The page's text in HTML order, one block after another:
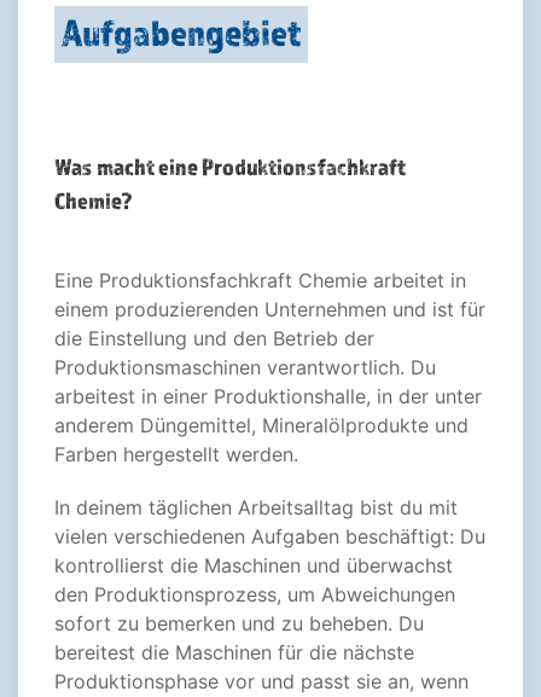
Aufgabengebiet
Was macht eine Produktionsfachkraft
Chemie?
Eine Produktionsfachkraft Chemie arbeitet in
einem produzierenden Unternehmen und ist für
die Einstellung und den Betrieb der
Produktionsmaschinen verantwortlich. Du
arbeitest in einer Produktionshalle, in der unter
anderem Düngemittel, Mineralölprodukte und
Farben hergestellt werden.
In deinem täglichen Arbeitsalltag bist du mit
vielen verschiedenen Aufgaben beschäftigt: Du
kontrollierst die Maschinen und überwachst
den Produktionsprozess, um Abweichungen
sofort zu bemerken und zu beheben. Du
bereitest die Maschinen für die nächste
Produktionsphase vor und passt sie an, wenn